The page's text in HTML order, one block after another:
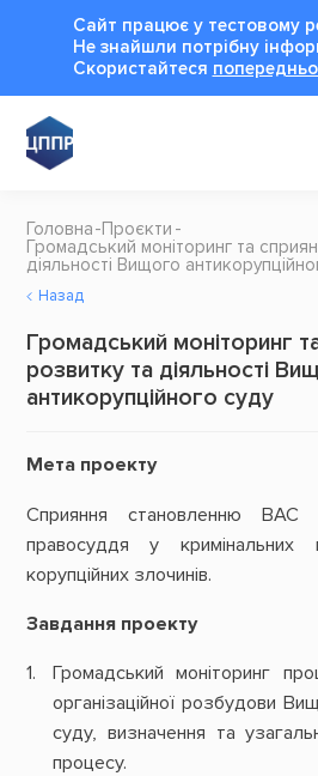
Сайт працює у тестовому
Не знайшли потрібну
Cкористайтеся
Головна Проєкти
Громадський моніторинг та
діяльності Вищого
Назад
Громадський моніторинг
розвитку та діяльності
антикорупційного суду
Мета проекту
Сприяння становленню ВАС
правосуддя у кримінальних
корупційних злочинів.
Завдання проекту
Громадський моніторинг
організаційної розбудови
суду, визначення та
процесу.